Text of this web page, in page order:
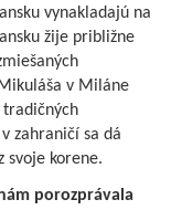
vynakladajú na
žije približne
v Miláne
zahraničí sa dá
svoje korene.
porozprávala